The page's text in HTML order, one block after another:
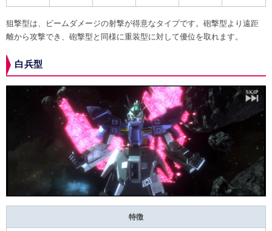
狙撃型は、ビームダメージの射撃が得意なタイプです。砲撃型より遠距
離から攻撃でき、砲撃型と同様に重装型に対して優位を取れます。
白兵型
特徴